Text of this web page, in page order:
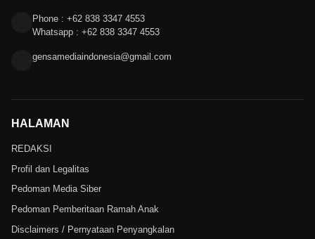
Phone : +62 838 3347 4553
Whatsapp : +62 838 3347 4553
gensamediaindonesia@gmail.com
HALAMAN
REDAKSI
Profil dan Legalitas
Pedoman Media Siber
Pedoman Pemberitaan Ramah Anak
Disclaimers / Pernyataan Penyangkalan